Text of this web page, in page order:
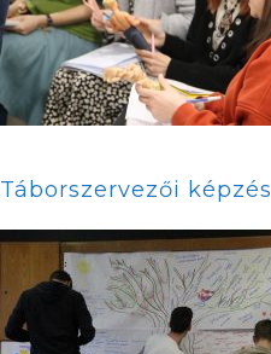
Táborszervezői képzés